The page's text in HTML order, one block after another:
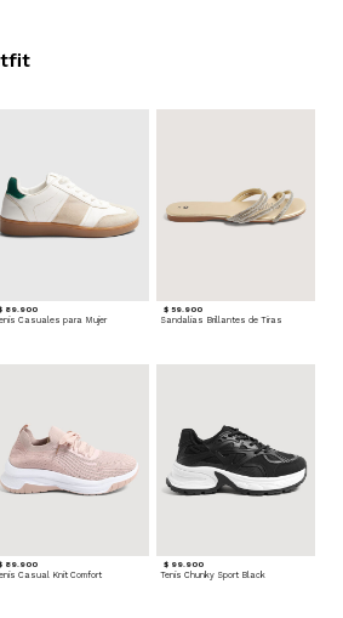
89.900
Casuales para Mujer
$ 59.900
Sandalias Brillantes de Tiras
89.900
Casual Knit Comfort
$ 99.900
Tenis Chunky Sport Black